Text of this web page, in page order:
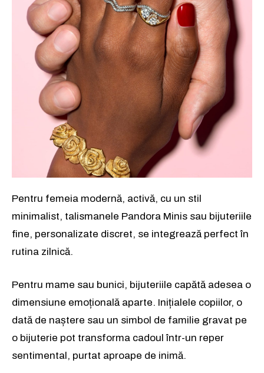
Pentru femeia modernă, activă, cu un stil
minimalist, talismanele Pandora Minis sau bijuteriile
fine, personalizate discret, se integrează perfect în
rutina zilnică.
Pentru mame sau bunici, bijuteriile capătă adesea o
dimensiune emoțională aparte. Inițialele copiilor, o
dată de naștere sau un simbol de familie gravat pe
o bijuterie pot transforma cadoul într-un reper
sentimental, purtat aproape de inimă.